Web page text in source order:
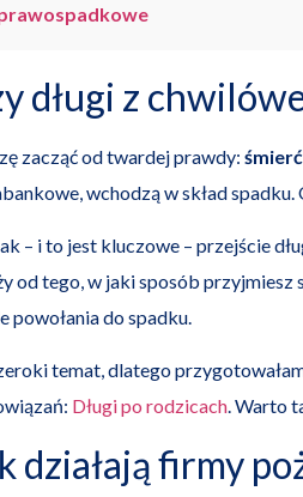
długi z
zacząć od twardej prawdy:
wchodzą w skład
– i to jest kluczowe – przejście
od tego, w jaki sposób
powołania do spadku.
temat, dlatego
Długi po rodzicach. Warto
działają firmy